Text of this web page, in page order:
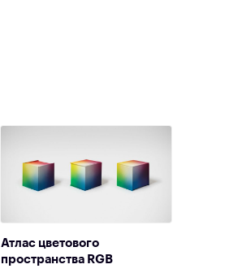
Атлас цветового
пространства RGB